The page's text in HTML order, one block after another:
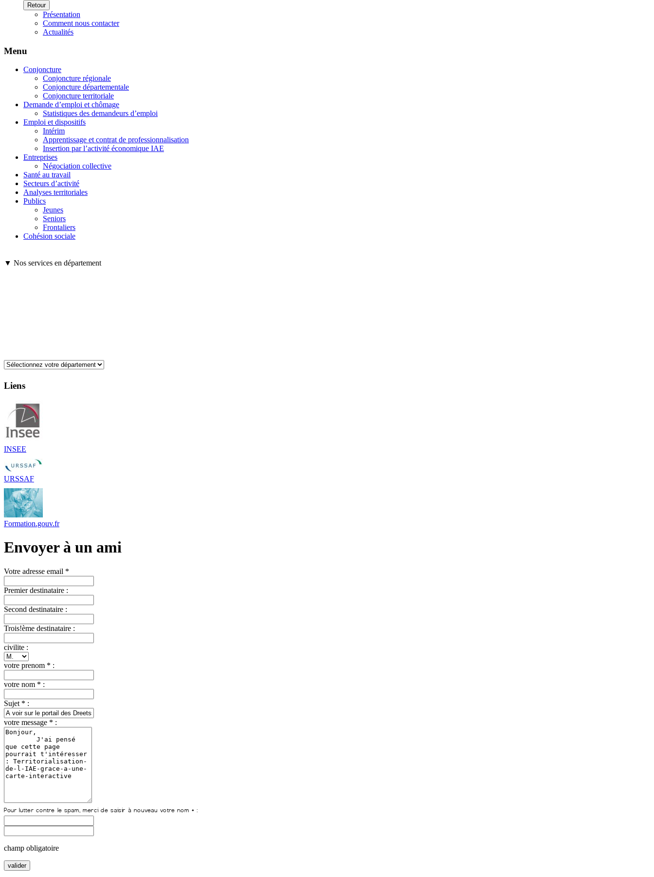
Retour
Présentation
Comment nous contacter
Actualités
Menu
Conjoncture
Conjoncture régionale
Conjoncture départementale
Conjoncture territoriale
Demande d’emploi et chômage
Statistiques des demandeurs d’emploi
Emploi et dispositifs
Intérim
Apprentissage et contrat de professionnalisation
Insertion par l’activité économique IAE
Entreprises
Négociation collective
Santé au travail
Secteurs d’activité
Analyses territoriales
Publics
Jeunes
Seniors
Frontaliers
Cohésion sociale
▼ Nos services en département
Liens
INSEE
URSSAF
Formation.gouv.fr
Envoyer à un ami
Votre adresse email *
Premier destinataire :
Second destinataire :
Trois!ème destinataire :
civilite :
votre prenom * :
votre nom * :
Sujet * :
votre message * :
champ obligatoire